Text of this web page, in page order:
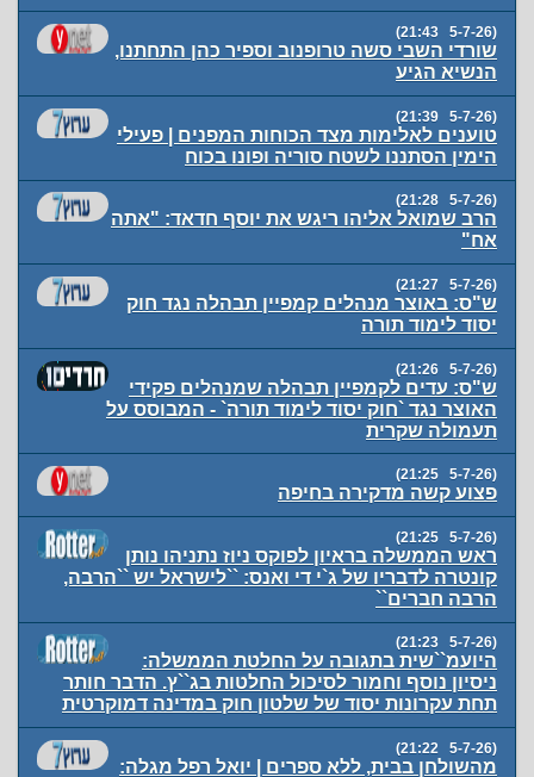
(5-7-26 21:43)
שורדי השבי סשה טרופנוב וספיר כהן התחתנו,
הנשיא הגיע
(5-7-26 21:39)
טוענים לאלימות מצד הכוחות המפנים | פעילי
הימין הסתננו לשטח סוריה ופונו בכוח
(5-7-26 21:28)
הרב שמואל אליהו ריגש את יוסף חדאד: "אתה
אח"
(5-7-26 21:27)
ש"ס: באוצר מנהלים קמפיין תבהלה נגד חוק
יסוד לימוד תורה
(5-7-26 21:26)
ש"ס: עדים לקמפיין תבהלה שמנהלים פקידי
האוצר נגד `חוק יסוד לימוד תורה` - המבוסס על
תעמולה שקרית
(5-7-26 21:25)
פצוע קשה מדקירה בחיפה
(5-7-26 21:25)
ראש הממשלה בראיון לפוקס ניוז נתניהו נותן
קונטרה לדבריו של ג`י די ואנס: ``לישראל יש ``הרבה,
הרבה חברים``
(5-7-26 21:23)
היועמ``שית בתגובה על החלטת הממשלה:
ניסיון נוסף וחמור לסיכול החלטות בג``ץ. הדבר חותר
תחת עקרונות יסוד של שלטון חוק במדינה דמוקרטית
(5-7-26 21:22)
מהשולחן בבית, ללא ספרים | יואל רפל מגלה: